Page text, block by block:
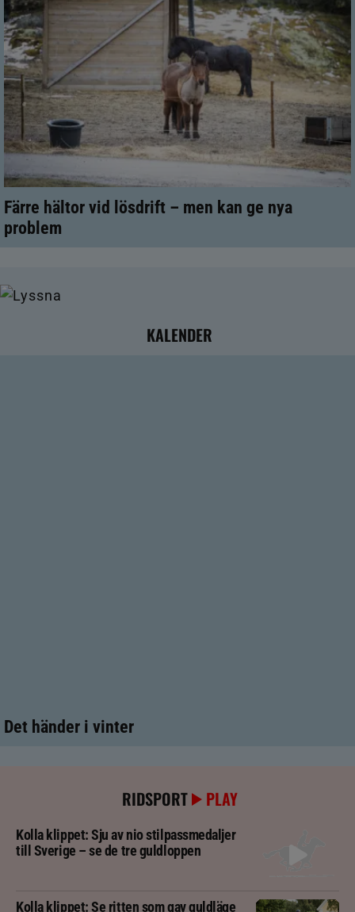
Färre hältor vid lösdrift – men kan ge nya
problem
KALENDER
Det händer i vinter
RIDSPORT PLAY
Kolla klippet: Sju av nio stilpassmedaljer
till Sverige – se de tre guldloppen
Kolla klippet: Se ritten som gav guldläge